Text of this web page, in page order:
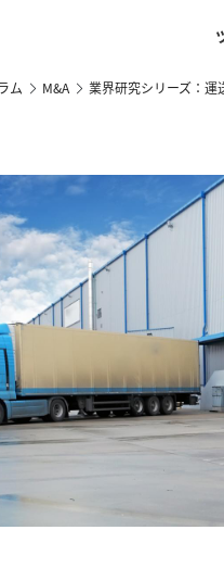
ム M&A 業界研究シリーズ：運